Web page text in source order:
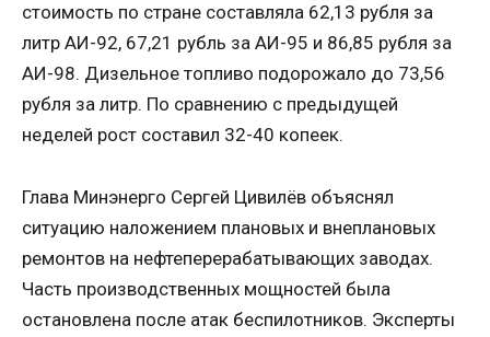
стоимость по стране составляла 62,13 рубля за
литр АИ-92, 67,21 рубль за АИ-95 и 86,85 рубля за
АИ-98. Дизельное топливо подорожало до 73,56
рубля за литр. По сравнению с предыдущей
неделей рост составил 32-40 копеек.
Глава Минэнерго Сергей Цивилёв объяснял
ситуацию наложением плановых и внеплановых
ремонтов на нефтеперерабатывающих заводах.
Часть производственных мощностей была
остановлена после атак беспилотников. Эксперты